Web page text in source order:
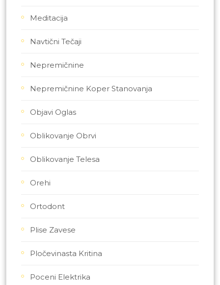
Meditacija
Navtični Tečaji
Nepremičnine
Nepremičnine Koper Stanovanja
Objavi Oglas
Oblikovanje Obrvi
Oblikovanje Telesa
Orehi
Ortodont
Plise Zavese
Pločevinasta Kritina
Poceni Elektrika